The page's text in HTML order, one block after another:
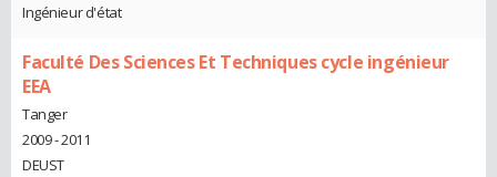
Ingénieur d'état
Faculté Des Sciences Et Techniques cycle ingénieur
EEA
Tanger
2009 - 2011
DEUST